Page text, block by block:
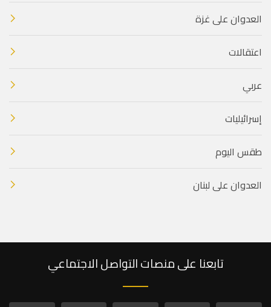
العدوان على غزة
اعتقالات
عربي
إسرائيليات
طقس اليوم
العدوان على لبنان
تابعنا على منصات التواصل الاجتماعي